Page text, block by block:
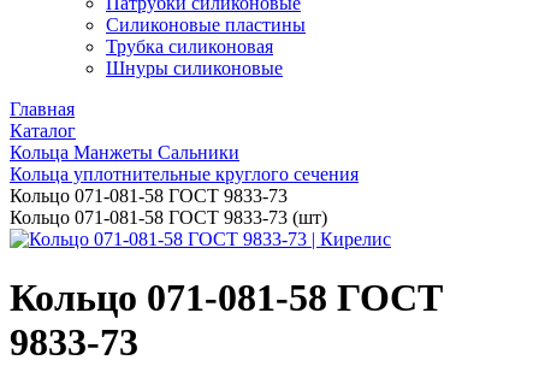
Силиконовые пластины
Трубка силиконовая
Шнуры силиконовые
Главная
Каталог
Кольца Манжеты Сальники
Кольца уплотнительные круглого сечения
Кольцо 071-081-58 ГОСТ 9833-73
Кольцо 071-081-58 ГОСТ 9833-73 (шт)
Кольцо 071-081-58 ГОСТ
9833-73